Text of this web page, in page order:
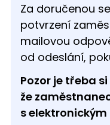
Za doručenou
potvrzení
mailovou
od odeslání,
Pozor je třeba
že
s